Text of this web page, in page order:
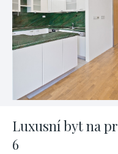
Luxusní byt na
6